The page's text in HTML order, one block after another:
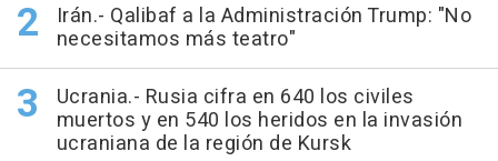
Irán.- Qalibaf a la Administración Trump: "No
necesitamos más teatro"
Ucrania.- Rusia cifra en 640 los civiles
muertos y en 540 los heridos en la invasión
ucraniana de la región de Kursk